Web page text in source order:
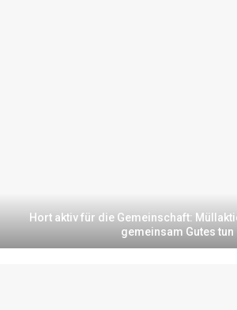
Hort aktiv für die Gemeinschaft:
gemeinsam Gutes tun